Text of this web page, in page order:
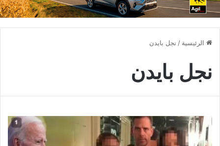
الرئيسية / نجل بايدن
نجل بايدن